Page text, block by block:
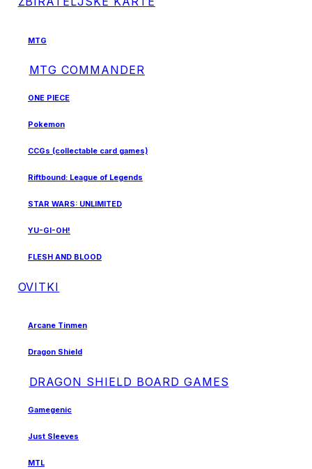
MTG
MTG COMMANDER
ONE PIECE
Pokemon
CCGs (collectable card games)
Riftbound: League of Legends
STAR WARS: UNLIMITED
YU-GI-OH!
FLESH AND BLOOD
OVITKI
Arcane Tinmen
Dragon Shield
DRAGON SHIELD BOARD GAMES
Gamegenic
Just Sleeves
MTL